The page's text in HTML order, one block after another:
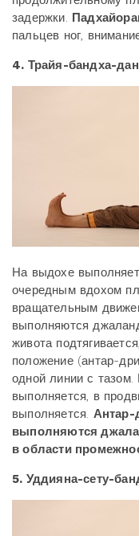
задержки.
пальцев ног,
4. Трайя-бандха-
На выдохе
очередным вдохом
вращательным
выполняются
живота
положение (антар-
одной линии с
выполняется, в
выполняется. Антар-
выполняются
в области
5. Уддияна-сету-